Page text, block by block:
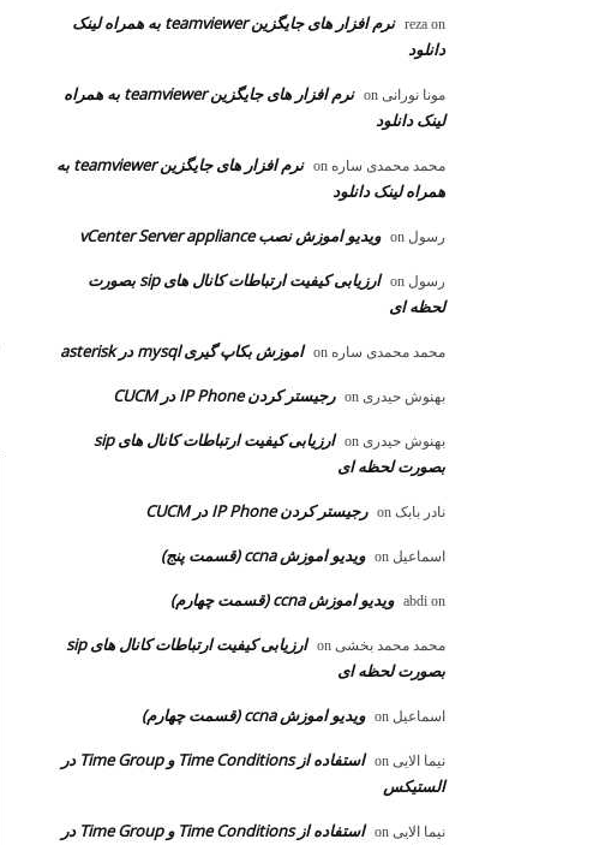
reza on
نرم افزار های جایگزین teamviewer به همراه لینک
دانلود
مونا نورانی
نرم افزار های جایگزین teamviewer به همراه
لینک دانلود
محمد محمدی ساره
نرم افزار های جایگزین teamviewer به
همراه لینک دانلود
رسول ویدیو اموزش نصب vCenter Server appliance
رسول
ارزیابی کیفیت ارتباطات کانال های sip بصورت
لحظه ای
محمد محمدی ساره اموزش بکاپ گیری mysql در asterisk
بهنوش حیدری رجیستر کردن IP Phone در CUCM
بهنوش حیدری
ارزیابی کیفیت ارتباطات کانال های sip
بصورت لحظه ای
نادر بابک رجیستر کردن IP Phone در CUCM
اسماعیل ویدیو اموزش ccna (قسمت پنج)
abdi on ویدیو اموزش ccna (قسمت چهارم)
محمد محمد بخشی
ارزیابی کیفیت ارتباطات کانال های sip
بصورت لحظه ای
اسماعیل ویدیو اموزش ccna (قسمت چهارم)
نیما الایی
استفاده از Time Conditions و Time Group در
الستیکس
نیما الایی
استفاده از Time Conditions و Time Group در